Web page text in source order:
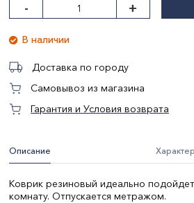
Описание
Коврик резиновый идеально
комнату. Отпускается метражом.
- +
В наличии
Доставка по городу
Самовывоз из магазина
Гарантия и Условия возврата